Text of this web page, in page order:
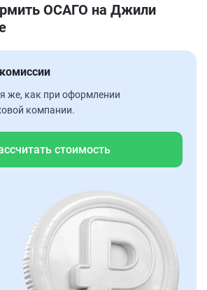
ОСАГО на Джили
же, как при оформлении
компании.
стоимость